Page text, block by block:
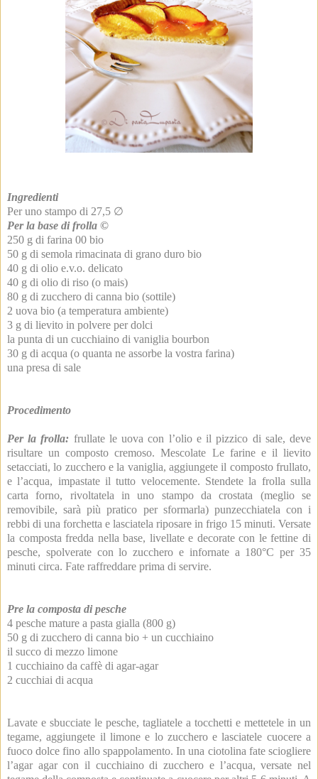
Ingredienti
Per uno stampo di 27,5 ∅
Per la base di frolla ©
250 g di farina 00 bio
50 g di semola rimacinata di grano duro bio
40 g di olio e.v.o. delicato
40 g di olio di riso (o mais)
80 g di zucchero di canna bio (sottile)
2 uova bio (a temperatura ambiente)
3 g di lievito in polvere per dolci
la punta di un cucchiaino di vaniglia bourbon
30 g di acqua (o quanta ne assorbe la vostra farina)
una presa di sale
Procedimento
Per la frolla: frullate le uova con l’olio e il pizzico di sale, deve
risultare un composto cremoso. Mescolate Le farine e il lievito
setacciati, lo zucchero e la vaniglia, aggiungete il composto frullato,
e l’acqua, impastate il tutto velocemente. Stendete la frolla sulla
carta forno, rivoltatela in uno stampo da crostata (meglio se
removibile, sarà più pratico per sformarla) punzecchiatela con i
rebbi di una forchetta e lasciatela riposare in frigo 15 minuti. Versate
la composta fredda nella base, livellate e decorate con le fettine di
pesche, spolverate con lo zucchero e infornate a 180°C per 35
minuti circa. Fate raffreddare prima di servire.
Pre la composta di pesche
4 pesche mature a pasta gialla (800 g)
50 g di zucchero di canna bio + un cucchiaino
il succo di mezzo limone
1 cucchiaino da caffè di agar-agar
2 cucchiai di acqua
Lavate e sbucciate le pesche, tagliatele a tocchetti e mettetele in un
tegame, aggiungete il limone e lo zucchero e lasciatele cuocere a
fuoco dolce fino allo spappolamento. In una ciotolina fate sciogliere
l’agar agar con il cucchiaino di zucchero e l’acqua, versate nel